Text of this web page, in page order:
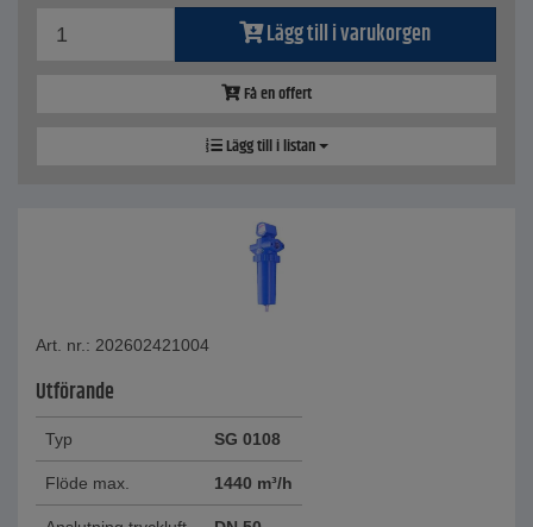
Lägg till i varukorgen
Få en offert
Lägg till i listan
Art. nr.: 202602421004
Utförande
Typ SG 0108
Flöde max. 1440 m³/h